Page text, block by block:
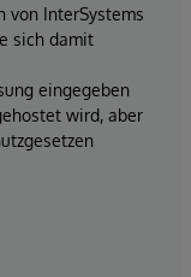
von InterSystems
sich damit
eingegeben
wird, aber